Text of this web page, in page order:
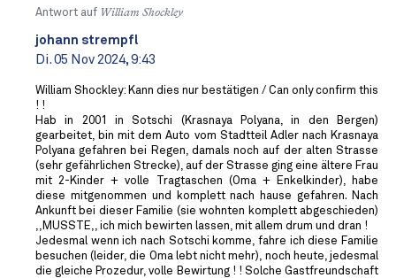
Antwort auf William Shockley
johann strempfl
Di. 05 Nov 2024, 9:43
William Shockley: Kann dies nur bestätigen / Can only confirm this
! !
Hab in 2001 in Sotschi (Krasnaya Polyana, in den Bergen)
gearbeitet, bin mit dem Auto vom Stadtteil Adler nach Krasnaya
Polyana gefahren bei Regen, damals noch auf der alten Strasse
(sehr gefährlichen Strecke), auf der Strasse ging eine ältere Frau
mit 2-Kinder + volle Tragtaschen (Oma + Enkelkinder), habe
diese mitgenommen und komplett nach hause gefahren. Nach
Ankunft bei dieser Familie (sie wohnten komplett abgeschieden)
,,MUSSTE,, ich mich bewirten lassen, mit allem drum und dran !
Jedesmal wenn ich nach Sotschi komme, fahre ich diese Familie
besuchen (leider, die Oma lebt nicht mehr), noch heute, jedesmal
die gleiche Prozedur, volle Bewirtung ! ! Solche Gastfreundschaft